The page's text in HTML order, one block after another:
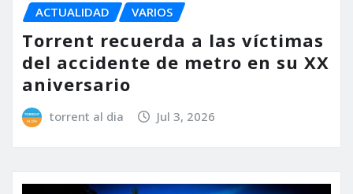
ACTUALIDAD VARIOS
Torrent recuerda a las víctimas
del accidente de metro en su XX
aniversario
torrent al dia Jul 3, 2026